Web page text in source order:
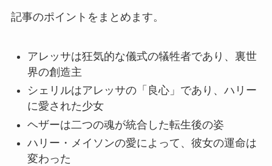
記事のポイントをまとめます。
アレッサは狂気的な儀式の犠牲者であり、裏世
界の創造主
シェリルはアレッサの「良心」であり、ハリー
に愛された少女
ヘザーは二つの魂が統合した転生後の姿
ハリー・メイソンの愛によって、彼女の運命は
変わった